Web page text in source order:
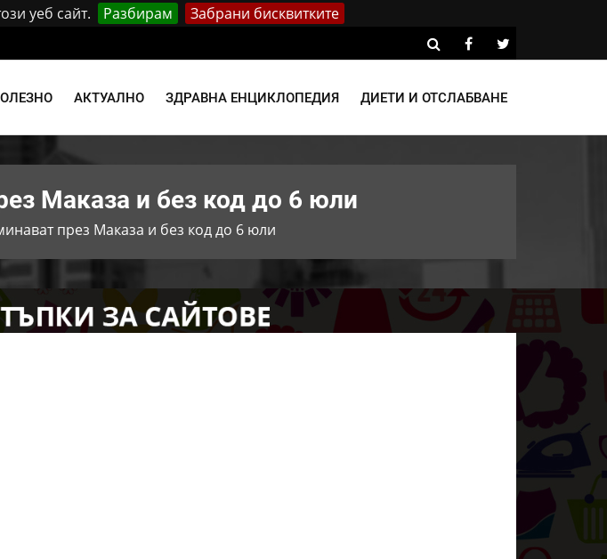
уеб сайт. Разбирам Забрани бисквитките
АКТУАЛНО ЗДРАВНА ЕНЦИКЛОПЕДИЯ ДИЕТИ И ОТСЛАБВАНЕ
Маказа и без код до 6 юли
през Маказа и без код до 6 юли